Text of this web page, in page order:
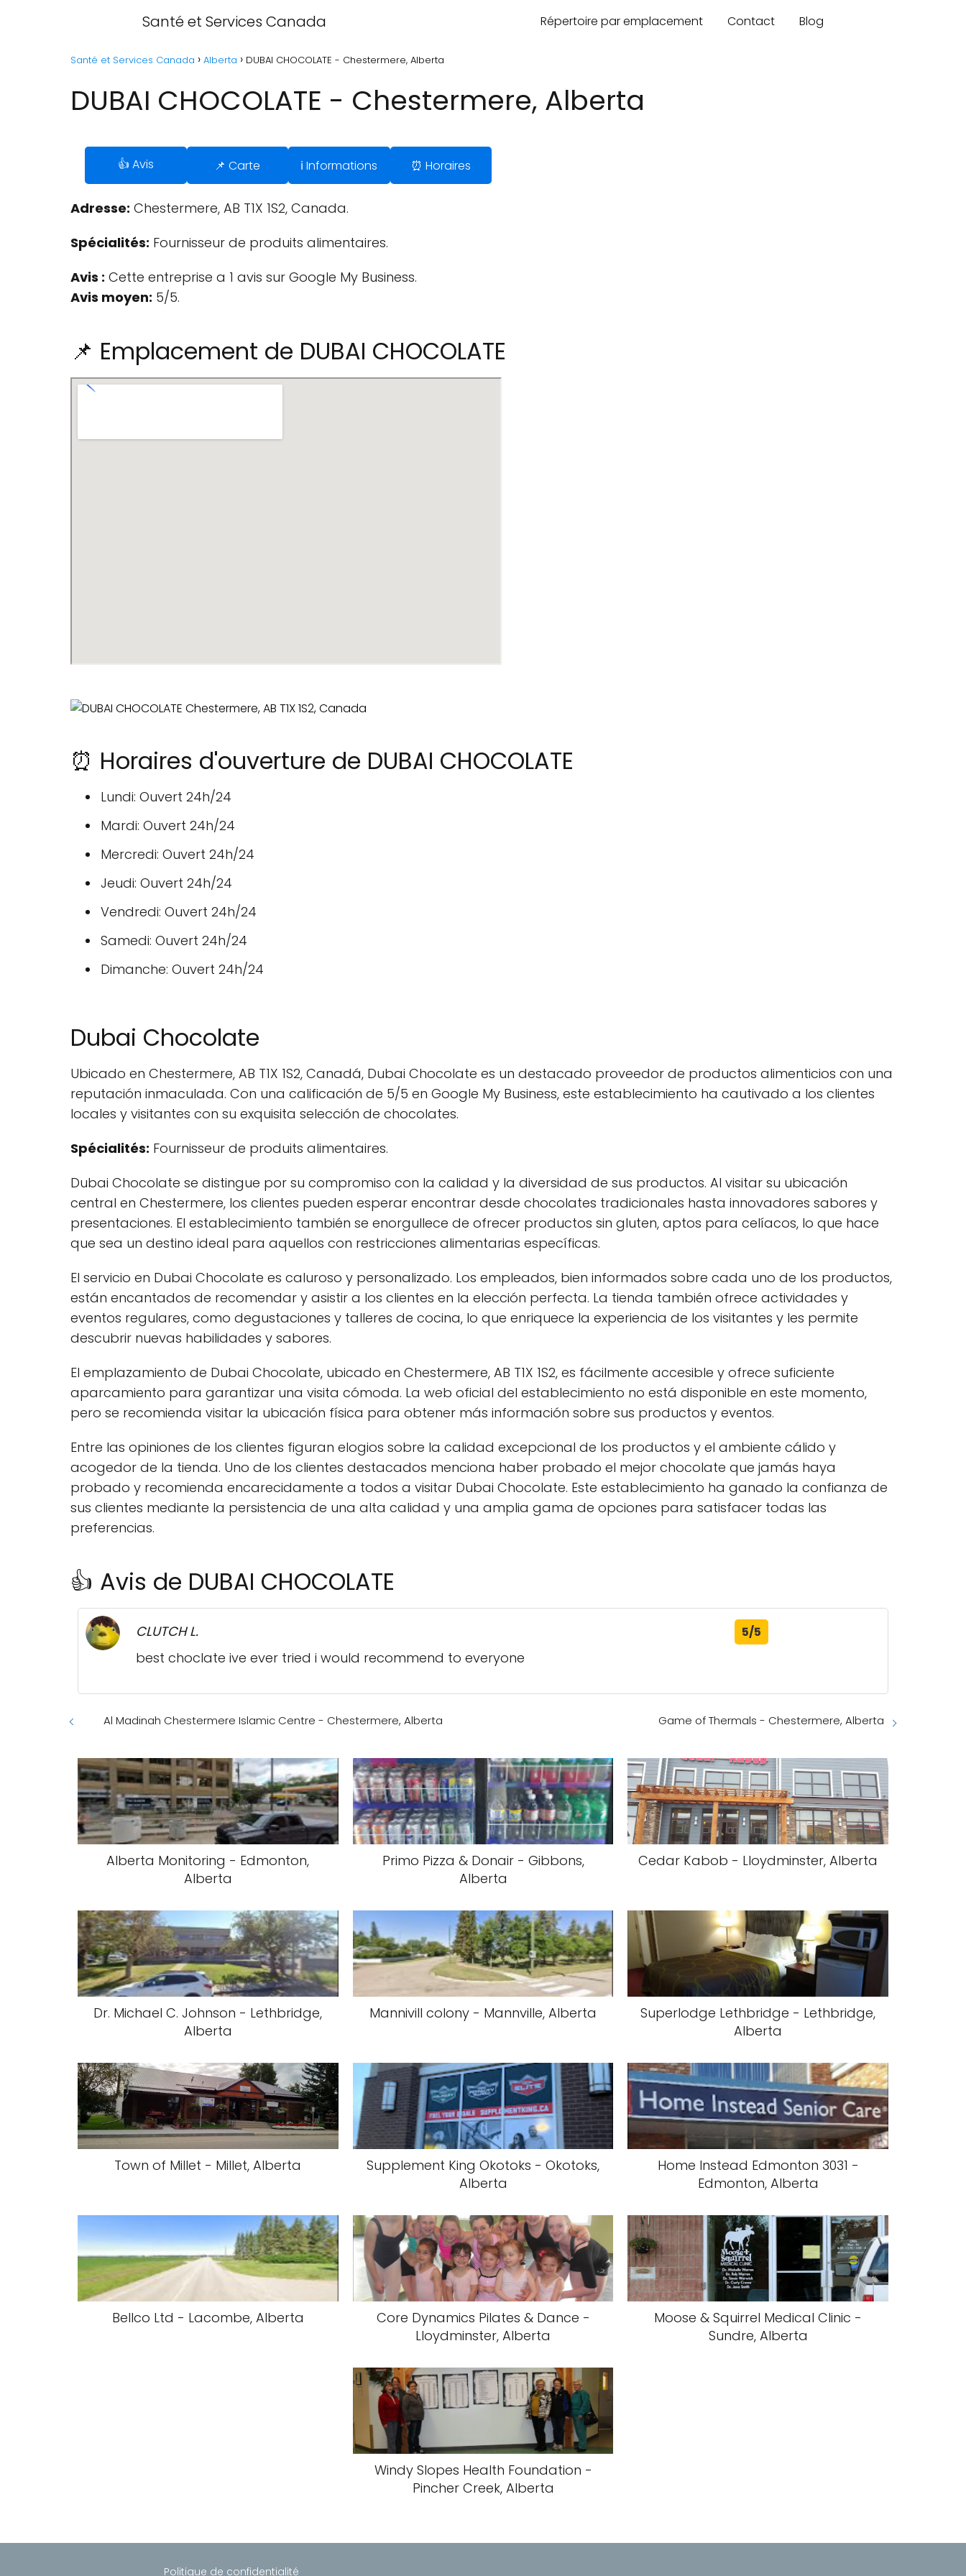
Santé et Services Canada Répertoire par emplacement Contact Blog
Santé et Services Canada Alberta DUBAI CHOCOLATE - Chestermere, Alberta
DUBAI CHOCOLATE - Chestermere, Alberta
👍 Avis 📌 Carte ℹ️ Informations ⏰ Horaires
Adresse: Chestermere, AB T1X 1S2, Canada.
Spécialités: Fournisseur de produits alimentaires.
Avis : Cette entreprise a 1 avis sur Google My Business.
Avis moyen: 5/5.
📌 Emplacement de DUBAI CHOCOLATE
⏰ Horaires d'ouverture de DUBAI CHOCOLATE
Lundi: Ouvert 24h/24
Mardi: Ouvert 24h/24
Mercredi: Ouvert 24h/24
Jeudi: Ouvert 24h/24
Vendredi: Ouvert 24h/24
Samedi: Ouvert 24h/24
Dimanche: Ouvert 24h/24
Dubai Chocolate
Ubicado en Chestermere, AB T1X 1S2, Canadá, Dubai Chocolate es un destacado proveedor de productos alimenticios con una
reputación inmaculada. Con una calificación de 5/5 en Google My Business, este establecimiento ha cautivado a los clientes
locales y visitantes con su exquisita selección de chocolates.
Spécialités: Fournisseur de produits alimentaires.
Dubai Chocolate se distingue por su compromiso con la calidad y la diversidad de sus productos. Al visitar su ubicación
central en Chestermere, los clientes pueden esperar encontrar desde chocolates tradicionales hasta innovadores sabores y
presentaciones. El establecimiento también se enorgullece de ofrecer productos sin gluten, aptos para celíacos, lo que hace
que sea un destino ideal para aquellos con restricciones alimentarias específicas.
El servicio en Dubai Chocolate es caluroso y personalizado. Los empleados, bien informados sobre cada uno de los productos,
están encantados de recomendar y asistir a los clientes en la elección perfecta. La tienda también ofrece actividades y
eventos regulares, como degustaciones y talleres de cocina, lo que enriquece la experiencia de los visitantes y les permite
descubrir nuevas habilidades y sabores.
El emplazamiento de Dubai Chocolate, ubicado en Chestermere, AB T1X 1S2, es fácilmente accesible y ofrece suficiente
aparcamiento para garantizar una visita cómoda. La web oficial del establecimiento no está disponible en este momento,
pero se recomienda visitar la ubicación física para obtener más información sobre sus productos y eventos.
Entre las opiniones de los clientes figuran elogios sobre la calidad excepcional de los productos y el ambiente cálido y
acogedor de la tienda. Uno de los clientes destacados menciona haber probado el mejor chocolate que jamás haya
probado y recomienda encarecidamente a todos a visitar Dubai Chocolate. Este establecimiento ha ganado la confianza de
sus clientes mediante la persistencia de una alta calidad y una amplia gama de opciones para satisfacer todas las
preferencias.
👍 Avis de DUBAI CHOCOLATE
CLUTCH L. 5/5
best choclate ive ever tried i would recommend to everyone
Al Madinah Chestermere Islamic Centre - Chestermere, Alberta Game of Thermals - Chestermere, Alberta
Alberta Monitoring - Edmonton,
Alberta
Primo Pizza & Donair - Gibbons,
Alberta
Cedar Kabob - Lloydminster, Alberta
Dr. Michael C. Johnson - Lethbridge,
Alberta
Mannivill colony - Mannville, Alberta
Superlodge Lethbridge - Lethbridge,
Alberta
Town of Millet - Millet, Alberta
Supplement King Okotoks - Okotoks,
Alberta
Home Instead Edmonton 3031 -
Edmonton, Alberta
Bellco Ltd - Lacombe, Alberta
Core Dynamics Pilates & Dance -
Lloydminster, Alberta
Moose & Squirrel Medical Clinic -
Sundre, Alberta
Windy Slopes Health Foundation -
Pincher Creek, Alberta
Politique de confidentialité